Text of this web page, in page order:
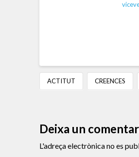
ACTITUT CREENCES
Deixa un
L'adreça electrònica no es